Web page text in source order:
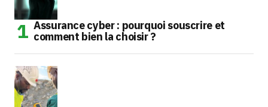
Assurance cyber : pourquoi souscrire et
comment bien la choisir ?